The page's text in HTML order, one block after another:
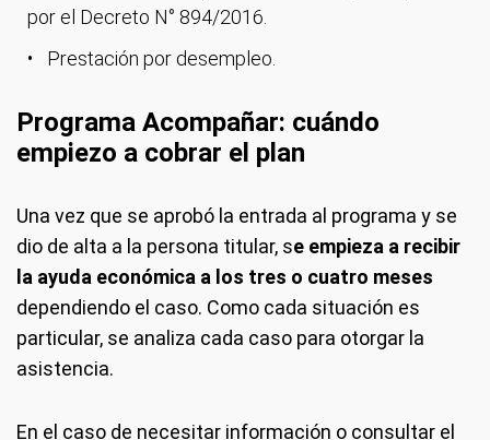
por el Decreto N° 894/2016.
Prestación por desempleo.
Programa Acompañar: cuándo
empiezo a cobrar el plan
Una vez que se aprobó la entrada al programa y se
dio de alta a la persona titular, se empieza a recibir
la ayuda económica a los tres o cuatro meses
dependiendo el caso. Como cada situación es
particular, se analiza cada caso para otorgar la
asistencia.
En el caso de necesitar información o consultar el